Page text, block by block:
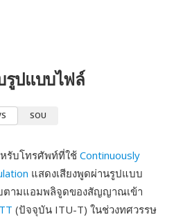
รูปแบบไฟล์
SOU
หรับโทรศัพท์ที่ใช้ Continuously
แสดงเสียงพูดผ่านรูปแบบ
ตามแอมพลิจูดของสัญญาณเข้า
(ปัจจุบัน ITU-T) ในช่วงทศวรรษ